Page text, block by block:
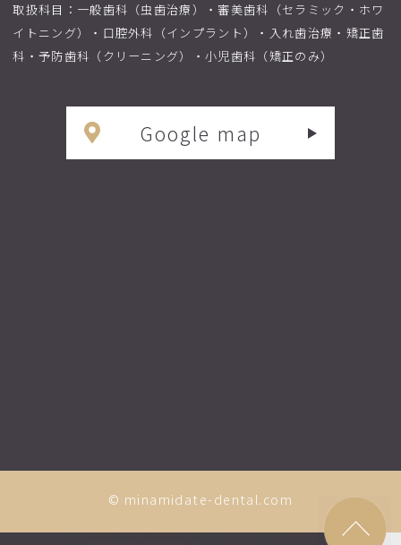
取扱科目：一般歯科（虫歯治療）・審美歯科（セラミック・ホワ
イトニング）・口腔外科（インプラント）・入れ歯治療・矯正歯
科・予防歯科（クリーニング）・小児歯科（矯正のみ）
Google map
© minamidate-dental.com